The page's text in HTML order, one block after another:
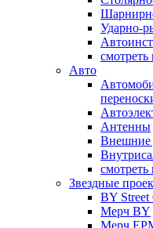
Ударно-
смотреть
Авто
Антенны
Внешние
смотреть
Звездные
BY Street
Мерч BY
Мерч